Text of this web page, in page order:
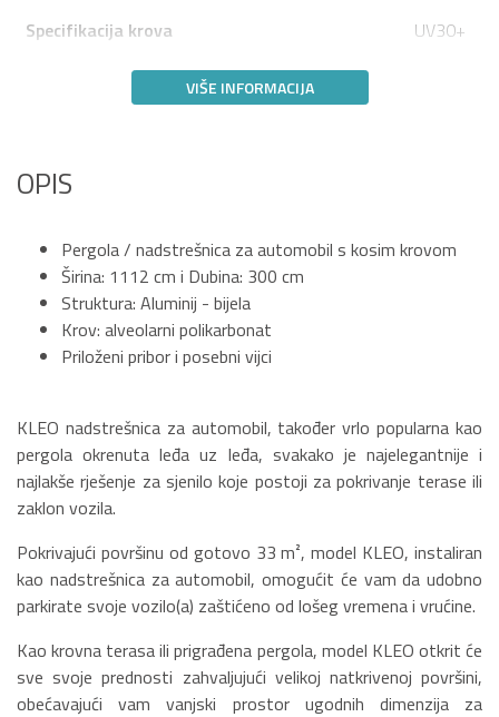
Specifikacija krova
UV30+
VIŠE INFORMACIJA
OPIS
Pergola / nadstrešnica za automobil s kosim krovom
Širina: 1112 cm i Dubina: 300 cm
Struktura: Aluminij - bijela
Krov: alveolarni polikarbonat
Priloženi pribor i posebni vijci
KLEO nadstrešnica za automobil, također vrlo popularna kao
pergola okrenuta leđa uz leđa, svakako je najelegantnije i
najlakše rješenje za sjenilo koje postoji za pokrivanje terase ili
zaklon vozila.
Pokrivajući površinu od gotovo 33 m², model KLEO, instaliran
kao nadstrešnica za automobil, omogućit će vam da udobno
parkirate svoje vozilo(a) zaštićeno od lošeg vremena i vrućine.
Kao krovna terasa ili prigrađena pergola, model KLEO otkrit će
sve svoje prednosti zahvaljujući velikoj natkrivenoj površini,
obećavajući vam vanjski prostor ugodnih dimenzija za